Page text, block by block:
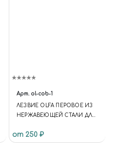
Арт. ol-cob-1
ЛЕЗВИЕ OLFA ПЕРОВОЕ ИЗ
НЕРЖАВЕЮЩЕЙ СТАЛИ ДЛЯ
от 250 ₽